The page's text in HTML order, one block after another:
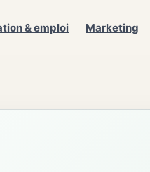
& emploi Marketing